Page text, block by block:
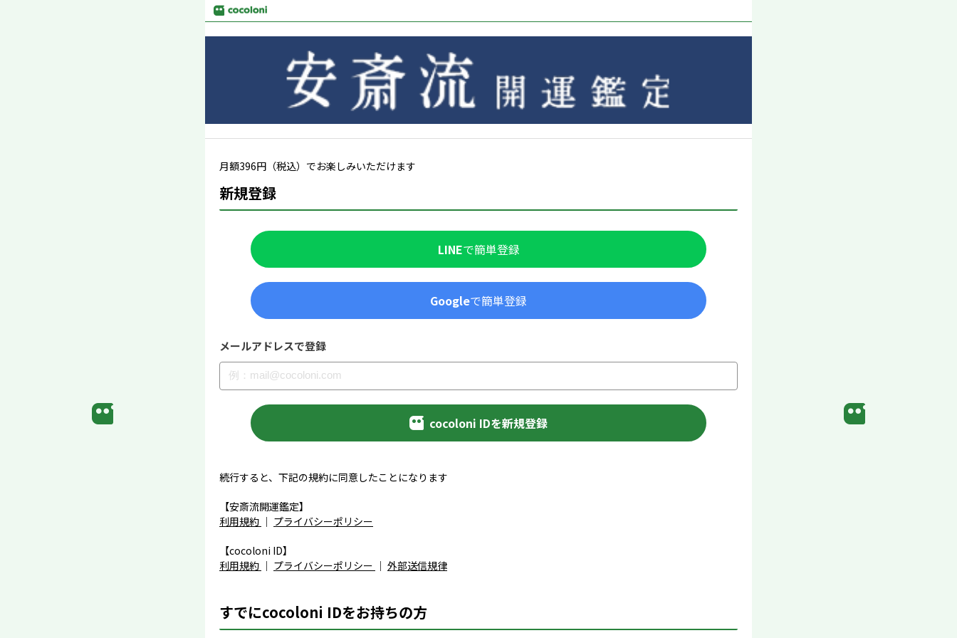
月額396円（税込）でお楽しみいただけます
新規登録
LINEで簡単登録
Googleで簡単登録
メールアドレスで登録
cocoloni IDを新規登録
続行すると、下記の規約に同意したことになります
【安斎流開運鑑定】
利用規約 ｜ プライバシーポリシー
【cocoloni ID】
利用規約 ｜ プライバシーポリシー ｜ 外部送信規律
すでにcocoloni IDをお持ちの方